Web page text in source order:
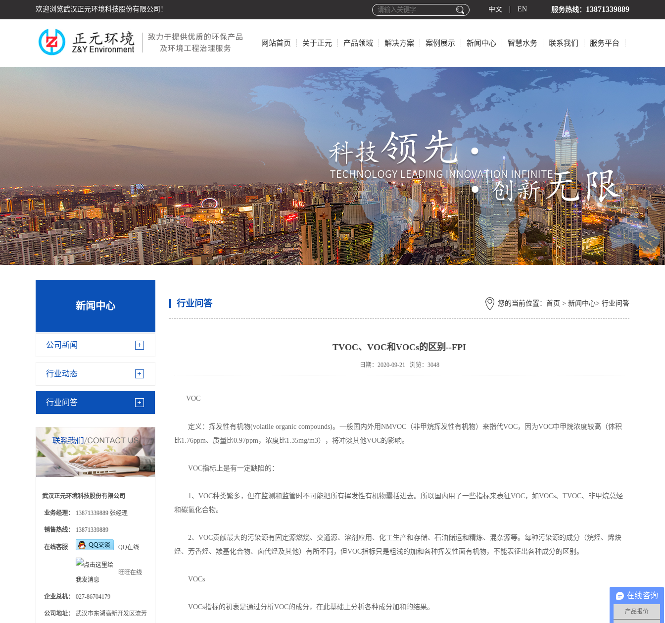
欢迎浏览武汉正元环境科技股份有限公司！ 中文 EN 服务热线： 13871339889
网站首页 关于正元 产品领域 解决方案 案例展示 新闻中心 智慧水务 联系我们 服务平台
新闻中心
公司新闻
行业动态
行业问答
武汉正元环境科技股份有限公司
业务经理： 13871339889 张经理
销售热线： 13871339889
在线客服 QQ在线
旺旺在线
企业总机： 027-86704179
公司地址： 武汉市东湖高新开发区流芳
行业问答 您的当前位置： 首页 > 新闻中心> 行业问答
TVOC、VOC和VOCs的区别--FPI
日期：2020-09-21 浏览：3048
VOC
定义：挥发性有机物(volatile organic compounds)。一般国内外用NMVOC（非甲烷挥发性有机物）来指代VOC，因为VOC中甲烷浓度较高（体积
比1.76ppm、质量比0.97ppm，浓度比1.35mg/m3），将冲淡其他VOC的影响。
VOC指标上是有一定缺陷的：
1、 VOC种类繁多，但在监测和监管时不可能把所有挥发性有机物囊括进去。所以国内用了一些指标来表征VOC，如VOCs、TVOC、非甲烷总烃
和碳氢化合物。
2、 VOC贡献最大的污染源有固定源燃烧、交通源、溶剂应用、化工生产和存储、石油储运和精炼、混杂源等。每种污染源的成分（烷烃、烯炔
烃、芳香烃、羰基化合物、卤代烃及其他）有所不同，但VOC指标只是粗浅的加和各种挥发性面有机物，不能表征出各种成分的区别。
VOCs
VOCs指标的初衷是通过分析VOC的成分，在此基础上分析各种成分加和的结果。
在线咨询
产品报价